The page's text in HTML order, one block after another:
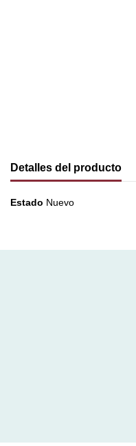
Detalles del producto
Estado Nuevo